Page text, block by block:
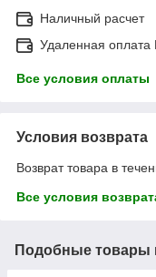
Наличный расчет
Удаленная оплата
Все условия оплаты
Условия возврата
Возврат товара в
Все условия
Подобные товары